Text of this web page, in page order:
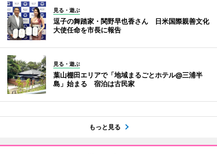
見る・遊ぶ
逗子の舞踏家・関野早也香さん 日米国際親善文化
大使任命を市長に報告
見る・遊ぶ
葉山棚田エリアで「地域まるごとホテル@三浦半
島」始まる 宿泊は古民家
もっと見る